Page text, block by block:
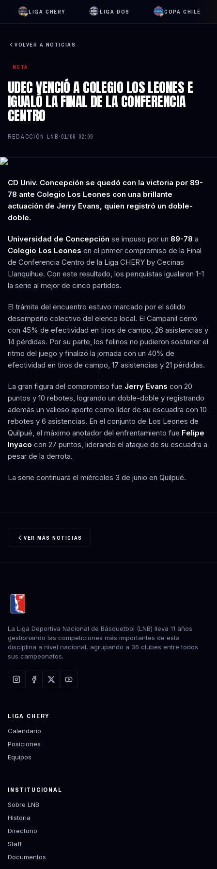
LIGA CHERY LIGA DOS COPA CHILE
VOLVER A NOTICIAS
NOTA
UDEC VENCIÓ A COLEGIO LOS LEONES E
IGUALÓ LA FINAL DE LA CONFERENCIA
CENTRO
REDACCIÓN LNB· 01/06 02:09
CD Univ. Concepción se quedó con la victoria por 89-
78 ante Colegio Los Leones con una brillante
actuación de Jerry Evans, quien registró un doble-
doble.
Universidad de Concepción se impuso por un 89-78 a
Colegio Los Leones en el primer compromiso de la Final
de Conferencia Centro de la Liga CHERY by Cecinas
Llanquihue. Con este resultado, los penquistas igualaron 1-1
la serie al mejor de cinco partidos.
El trámite del encuentro estuvo marcado por el sólido
desempeño colectivo del elenco local. El Campanil cerró
con 45% de efectividad en tiros de campo, 26 asistencias y
14 pérdidas. Por su parte, los felinos no pudieron sostener el
ritmo del juego y finalizó la jornada con un 40% de
efectividad en tiros de campo, 17 asistencias y 21 pérdidas.
La gran figura del compromiso fue Jerry Evans con 20
puntos y 10 rebotes, logrando un doble-doble y registrando
además un valioso aporte como líder de su escuadra con 10
rebotes y 6 asistencias. En el conjunto de Los Leones de
Quilpué, el máximo anotador del enfrentamiento fue Felipe
Inyaco con 27 puntos, liderando el ataque de su escuadra a
pesar de la derrota.
La serie continuará el miércoles 3 de junio en Quilpué.
VER MÁS NOTICIAS
La Liga Deportiva Nacional de Básquetbol (LNB) lleva 11 años
gestionando las competiciones más importantes de esta
disciplina a nivel nacional, agrupando a 36 clubes entre todos
sus campeonatos.
LIGA CHERY
Calendario
Posiciones
Equipos
INSTITUCIONAL
Sobre LNB
Historia
Directorio
Staff
Documentos